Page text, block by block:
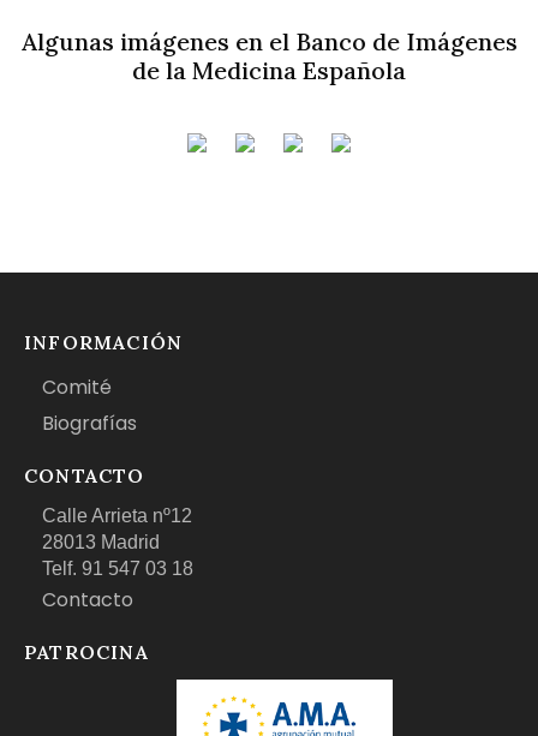
Algunas imágenes en el Banco de Imágenes
de la Medicina Española
INFORMACIÓN
Comité
Biografías
CONTACTO
Calle Arrieta nº12
28013 Madrid
Telf. 91 547 03 18
Contacto
PATROCINA